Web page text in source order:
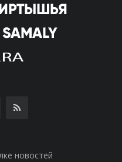
новостей